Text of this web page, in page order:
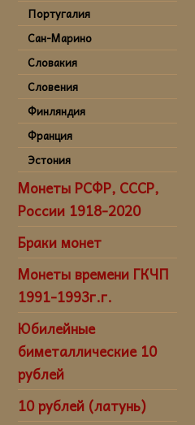
Португалия
Сан-Марино
Словакия
Словения
Финляндия
Франция
Эстония
Монеты РСФР, СССР,
России 1918-2020
Браки монет
Монеты времени ГКЧП
1991-1993г.г.
Юбилейные
биметаллические 10
рублей
10 рублей (латунь)